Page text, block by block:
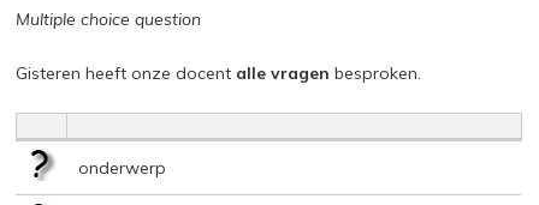
Multiple choice question
Gisteren heeft onze docent alle vragen besproken.
onderwerp